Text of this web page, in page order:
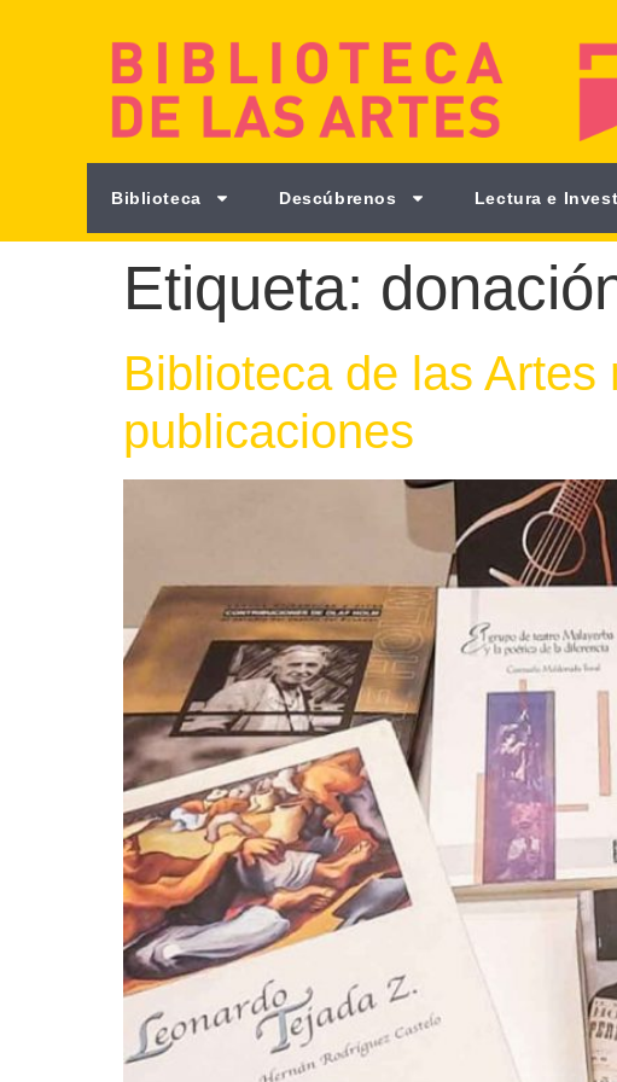
Biblioteca Descúbrenos Lectura e
Etiqueta:
Biblioteca de las
publicaciones